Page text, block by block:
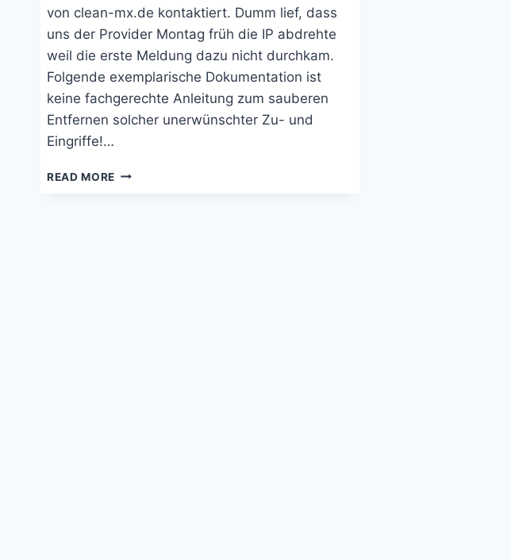
von clean-mx.de kontaktiert. Dumm lief, dass
uns der Provider Montag früh die IP abdrehte
weil die erste Meldung dazu nicht durchkam.
Folgende exemplarische Dokumentation ist
keine fachgerechte Anleitung zum sauberen
Entfernen solcher unerwünschter Zu- und
Eingriffe!…
READ MORE NEBENWIRKUNGEN